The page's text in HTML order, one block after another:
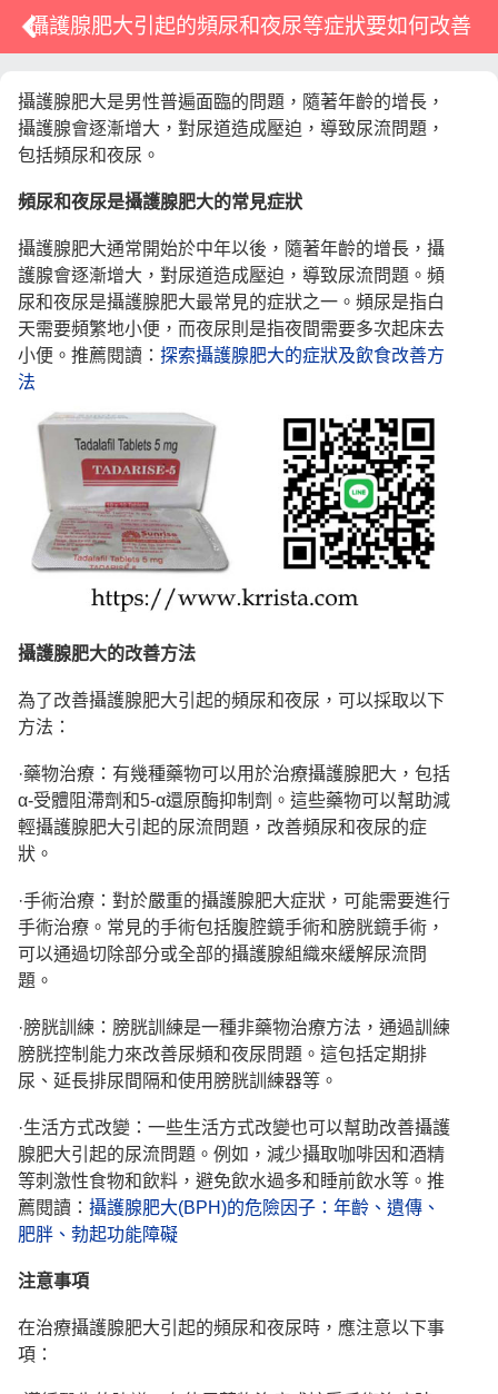
攝護腺肥大引起的頻尿和夜尿等症狀要如何改善
攝護腺肥大是男性普遍面臨的問題，隨著年齡的增長，
攝護腺會逐漸增大，對尿道造成壓迫，導致尿流問題，
包括頻尿和夜尿。
頻尿和夜尿是攝護腺肥大的常見症狀
攝護腺肥大通常開始於中年以後，隨著年齡的增長，攝
護腺會逐漸增大，對尿道造成壓迫，導致尿流問題。頻
尿和夜尿是攝護腺肥大最常見的症狀之一。頻尿是指白
天需要頻繁地小便，而夜尿則是指夜間需要多次起床去
小便。推薦閱讀： 探索攝護腺肥大的症狀及飲食改善方
法
攝護腺肥大的改善方法
為了改善攝護腺肥大引起的頻尿和夜尿，可以採取以下
方法：
·藥物治療：有幾種藥物可以用於治療攝護腺肥大，包括
α-受體阻滯劑和5-α還原酶抑制劑。這些藥物可以幫助減
輕攝護腺肥大引起的尿流問題，改善頻尿和夜尿的症
狀。
·手術治療：對於嚴重的攝護腺肥大症狀，可能需要進行
手術治療。常見的手術包括腹腔鏡手術和膀胱鏡手術，
可以通過切除部分或全部的攝護腺組織來緩解尿流問
題。
·膀胱訓練：膀胱訓練是一種非藥物治療方法，通過訓練
膀胱控制能力來改善尿頻和夜尿問題。這包括定期排
尿、延長排尿間隔和使用膀胱訓練器等。
·生活方式改變：一些生活方式改變也可以幫助改善攝護
腺肥大引起的尿流問題。例如，減少攝取咖啡因和酒精
等刺激性食物和飲料，避免飲水過多和睡前飲水等。推
薦閱讀： 攝護腺肥大(BPH)的危險因子：年齡、遺傳、
肥胖、勃起功能障礙
注意事項
在治療攝護腺肥大引起的頻尿和夜尿時，應注意以下事
項：